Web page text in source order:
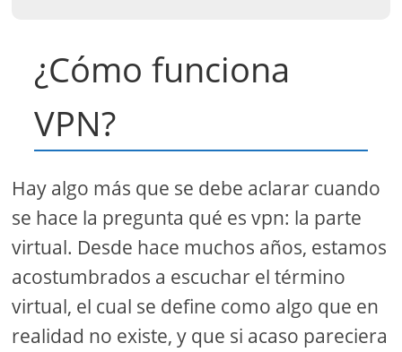
¿Cómo funciona
VPN?
Hay algo más que se debe aclarar cuando
se hace la pregunta qué es vpn: la parte
virtual. Desde hace muchos años, estamos
acostumbrados a escuchar el término
virtual, el cual se define como algo que en
realidad no existe, y que si acaso pareciera